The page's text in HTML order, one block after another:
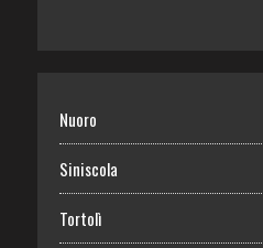
Nuoro
Siniscola
Tortolì